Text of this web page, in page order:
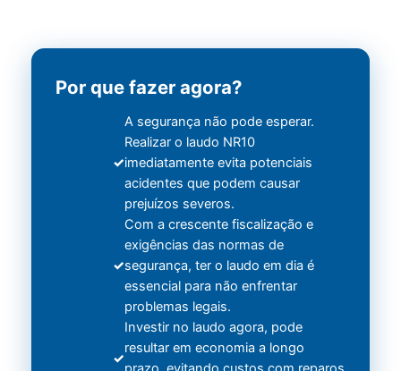
Por que fazer agora?
A segurança não pode esperar.
Realizar o laudo NR10
imediatamente evita potenciais
acidentes que podem causar
prejuízos severos.
Com a crescente fiscalização e
exigências das normas de
segurança, ter o laudo em dia é
essencial para não enfrentar
problemas legais.
Investir no laudo agora, pode
resultar em economia a longo